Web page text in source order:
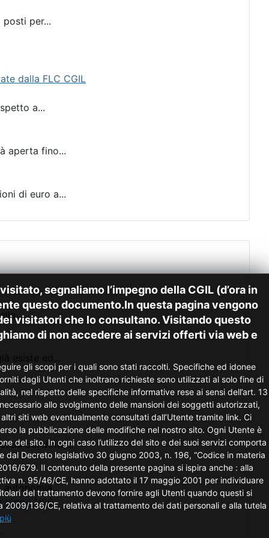
esiste ed...
dei diritti...
autonomia...
legge 1/26
per...
dalla FLC CGIL
a...
aperta fino...
di euro a...
segnaliamo l’impegno della CGIL (d’ora in
questo documento.In questa pagina vengono
visitatori che lo consultano. Visitando questo
di non accedere ai servizi offerti via web e
gli scopi per i quali sono stati raccolti. Specifiche ed idonee
dagli Utenti che inoltrano richieste sono utilizzati al solo fine di
nel rispetto delle specifiche informative rese ai sensi dell’art. 13
allo svolgimento delle mansioni dei soggetti autorizzati,
siti web eventualmente consultati dall’Utente tramite link. Ci
la pubblicazione delle modifiche nel nostro sito. Ogni Utente è
del sito. In ogni caso l’utilizzo del sito e dei suoi servizi comporta
Decreto legislativo 30 giugno 2003, n. 196, “Codice in materia
679. Il contenuto della presente pagina si ispira anche : alla
n. 95/46/CE, hanno adottato il 17 maggio 2001 per individuare
del trattamento devono fornire agli Utenti quando questi si
136/CE, relativa al trattamento dei dati personali e alla tutela